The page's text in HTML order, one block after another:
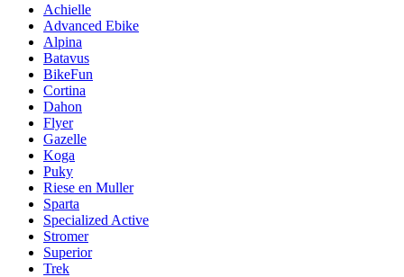
Achielle
Advanced Ebike
Alpina
Batavus
BikeFun
Cortina
Dahon
Flyer
Gazelle
Koga
Puky
Riese en Muller
Sparta
Specialized Active
Stromer
Superior
Trek